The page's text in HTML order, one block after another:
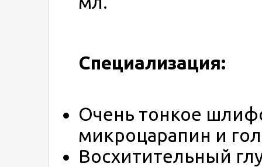
Специализация:
Очень тонкое
микроцарапин и
Восхитительный